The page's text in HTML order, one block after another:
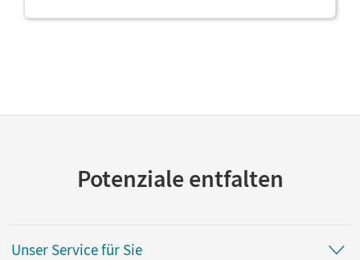
Potenziale entfalten
Unser Service für Sie